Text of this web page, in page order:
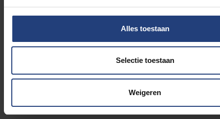
Alles toestaan
Selectie toestaan
Weigeren
2025 - 2026
MILO Lerarenopleiding Examencommissie